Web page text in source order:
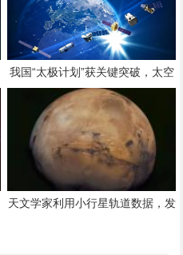
我国“太极计划”获关键突破，太空
引力波探测再进一步
天文学家利用小行星轨道数据，发